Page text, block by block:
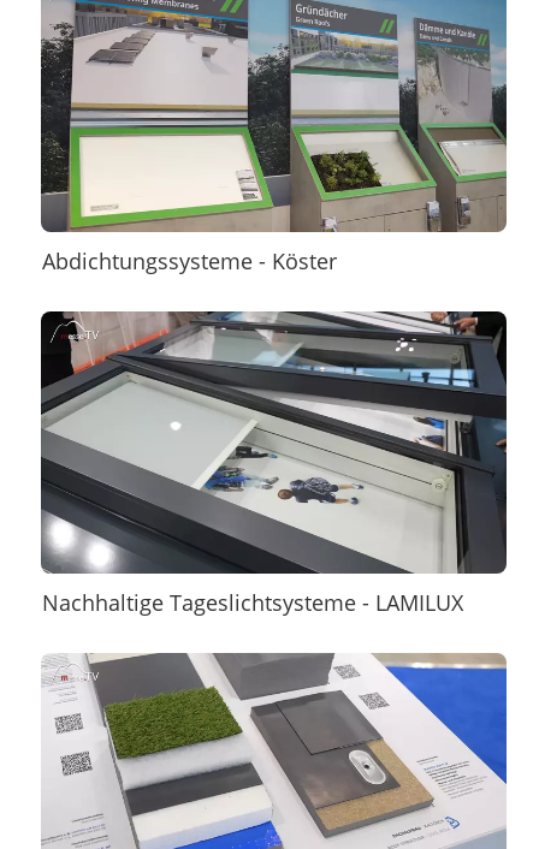
Abdichtungssysteme - Köster
Nachhaltige Tageslichtsysteme - LAMILUX